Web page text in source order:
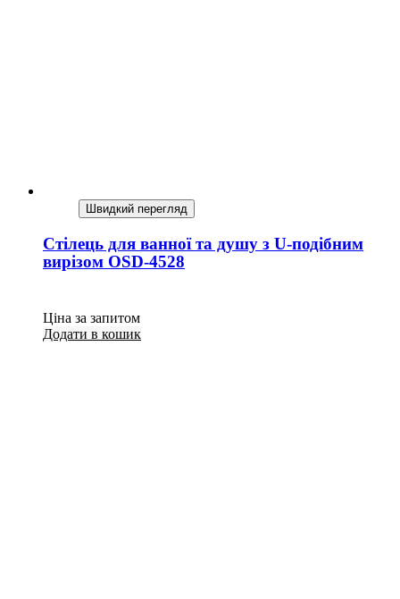
Швидкий перегляд
Стілець для ванної та душу з U-подібним
вирізом OSD-4528
Ціна за запитом
Додати в кошик